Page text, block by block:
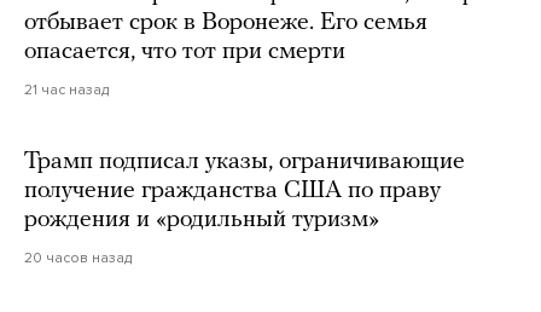
отбывает срок в Воронеже. Его семья
опасается, что тот при смерти
21 час назад
Трамп подписал указы, ограничивающие
получение гражданства США по праву
рождения и «родильный туризм»
20 часов назад